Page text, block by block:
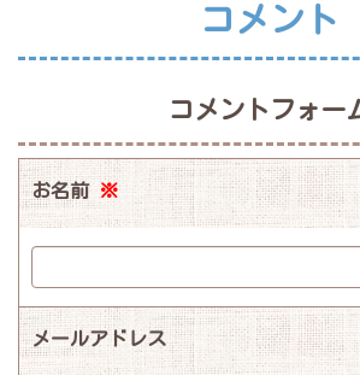
コメント
コメントフォー
お名前 ※
メールアドレス